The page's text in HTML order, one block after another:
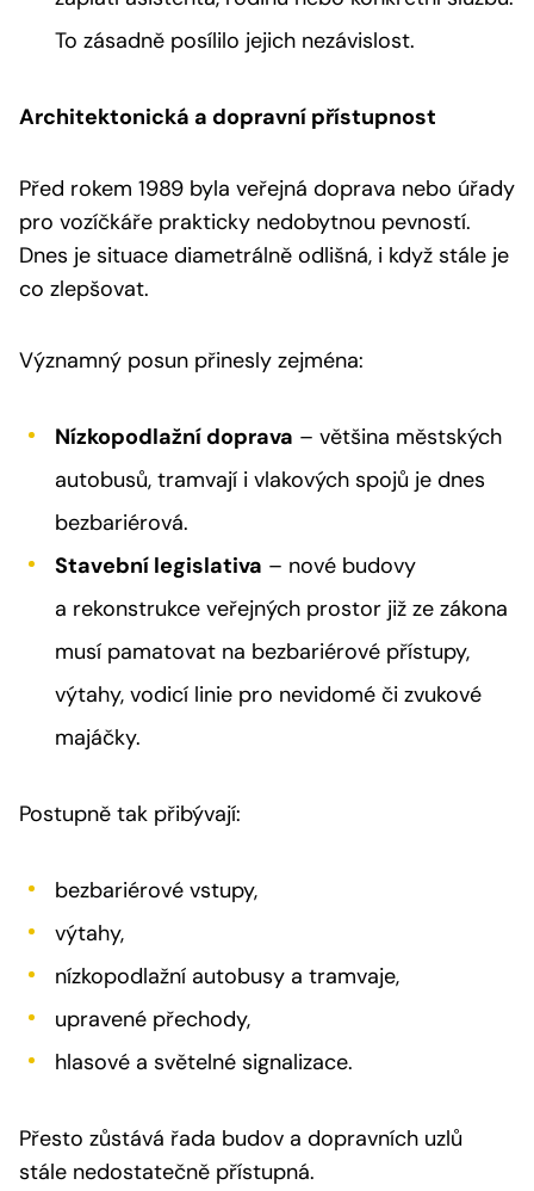
To zásadně posílilo jejich nezávislost.
Architektonická a dopravní přístupnost
Před rokem 1989 byla veřejná doprava nebo úřady
pro vozíčkáře prakticky nedobytnou pevností.
Dnes je situace diametrálně odlišná, i když stále je
co zlepšovat.
Významný posun přinesly zejména:
Nízkopodlažní doprava – většina městských
autobusů, tramvají i vlakových spojů je dnes
bezbariérová.
Stavební legislativa – nové budovy
a rekonstrukce veřejných prostor již ze zákona
musí pamatovat na bezbariérové přístupy,
výtahy, vodicí linie pro nevidomé či zvukové
majáčky.
Postupně tak přibývají:
bezbariérové vstupy,
výtahy,
nízkopodlažní autobusy a tramvaje,
upravené přechody,
hlasové a světelné signalizace.
Přesto zůstává řada budov a dopravních uzlů
stále nedostatečně přístupná.